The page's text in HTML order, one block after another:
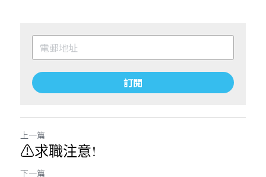
訂閱
上一篇
⚠求職注意!
下一篇